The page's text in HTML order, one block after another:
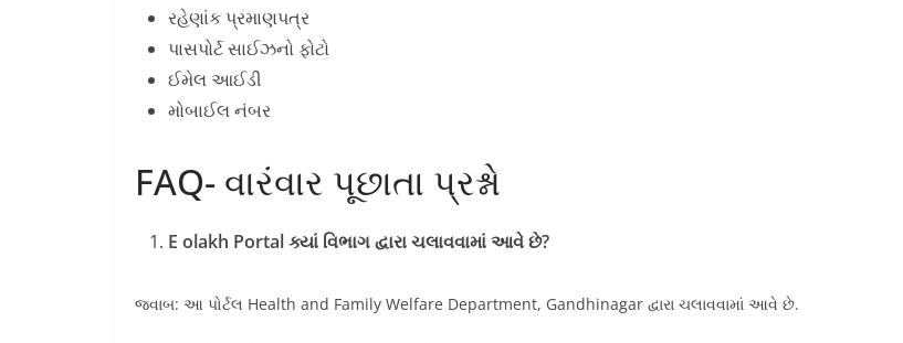
રહેણાંક પ્રમાણપત્ર
પાસપોર્ટ સાઈઝનો ફોટો
ઈમેલ આઈડી
મોબાઈલ નંબર
FAQ- વારંવાર પૂછાતા પ્રશ્નો
E olakh Portal ક્યાં વિભાગ દ્વારા ચલાવવામાં આવે છે?
જવાબ: આ પોર્ટલ Health and Family Welfare Department, Gandhinagar દ્વારા ચલાવવામાં આવે છે.